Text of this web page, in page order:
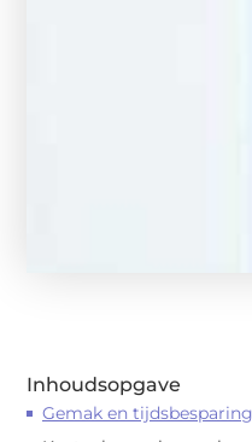
Inhoudsopgave
Gemak en tijdsbesparing